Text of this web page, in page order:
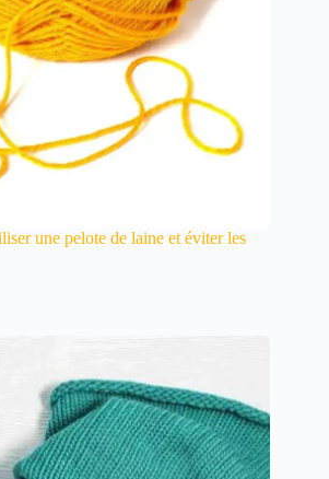
une pelote de laine et éviter les